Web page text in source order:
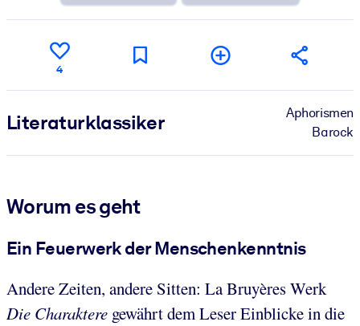
4
Literatur­klassiker
Aphorismen
Barock
Worum es geht
Ein Feuerwerk der Menschenkenntnis
Andere Zeiten, andere Sitten: La Bruyères Werk
Die Charaktere gewährt dem Leser Einblicke in die